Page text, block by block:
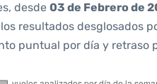
desde 03 de Febrero de
resultados desglosados
puntual por día y retraso